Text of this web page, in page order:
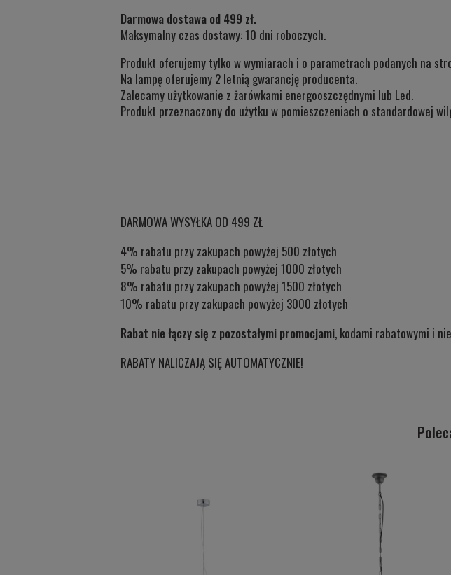
Darmowa dostawa od 499 zł.
Maksymalny czas dostawy: 10 dni roboczych.
Produkt oferujemy tylko w wymiarach i o parametrach podanych na
Na lampę oferujemy 2 letnią gwarancję producenta.
Zalecamy użytkowanie z żarówkami energooszczędnymi lub Led.
Produkt przeznaczony do użytku w pomieszczeniach o standardowej
DARMOWA WYSYŁKA OD 499 ZŁ
4% rabatu przy zakupach powyżej 500 złotych
5% rabatu przy zakupach powyżej 1000 złotych
8% rabatu przy zakupach powyżej 1500 złotych
10% rabatu przy zakupach powyżej 3000 złotych
Rabat nie łączy się z pozostałymi promocjami, kodami rabatowymi i
RABATY NALICZAJĄ SIĘ AUTOMATYCZNIE!